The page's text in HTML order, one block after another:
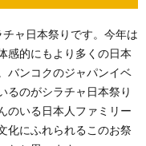
ャ日本祭りです。今年は
感的にもより多くの日本
バンコクのジャパンイベ
るのがシラチャ日本祭り
のいる日本人ファミリー
化にふれられるこのお祭